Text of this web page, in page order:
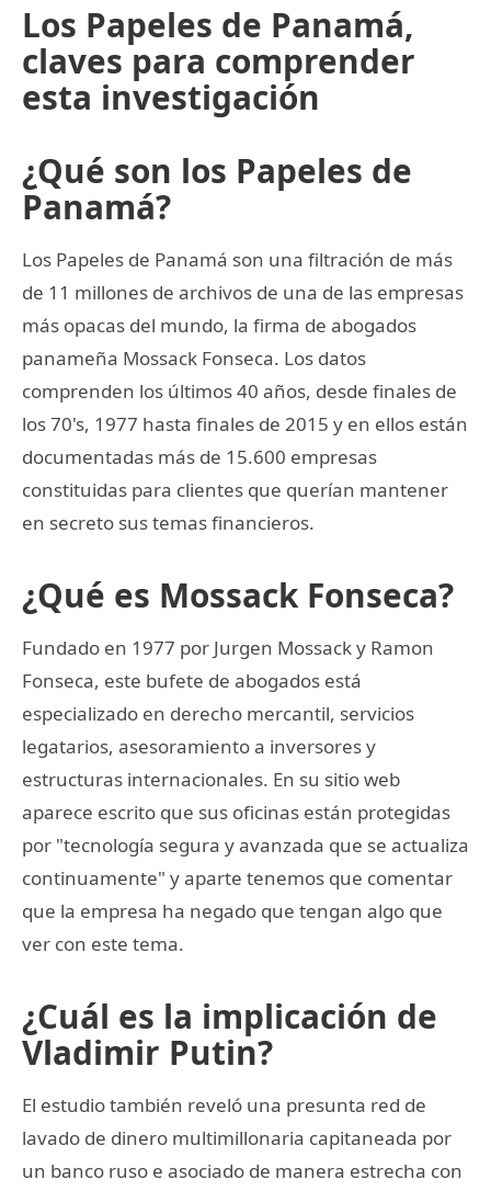
Los Papeles de Panamá,
claves para comprender
esta investigación
¿Qué son los Papeles de
Panamá?
Los Papeles de Panamá son una filtración de más
de 11 millones de archivos de una de las empresas
más opacas del mundo, la firma de abogados
panameña Mossack Fonseca. Los datos
comprenden los últimos 40 años, desde finales de
los 70's, 1977 hasta finales de 2015 y en ellos están
documentadas más de 15.600 empresas
constituidas para clientes que querían mantener
en secreto sus temas financieros.
¿Qué es Mossack Fonseca?
Fundado en 1977 por Jurgen Mossack y Ramon
Fonseca, este bufete de abogados está
especializado en derecho mercantil, servicios
legatarios, asesoramiento a inversores y
estructuras internacionales. En su sitio web
aparece escrito que sus oficinas están protegidas
por "tecnología segura y avanzada que se actualiza
continuamente" y aparte tenemos que comentar
que la empresa ha negado que tengan algo que
ver con este tema.
¿Cuál es la implicación de
Vladimir Putin?
El estudio también reveló una presunta red de
lavado de dinero multimillonaria capitaneada por
un banco ruso e asociado de manera estrecha con